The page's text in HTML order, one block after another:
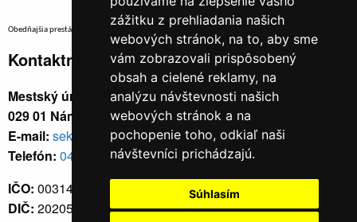
zážitku z prehliadania našich
webových stránok, na to, aby sme
vám zobrazovali prispôsobený
obsah a cielené reklamy, na
analýzu návštevnosti našich
webových stránok a na
pochopenie toho, odkiaľ naši
návštevníci prichádzajú.
Súhlasím
Obedňajšia prestávka v trvaní 30 minút v čase medzi 10:30 - 11:30 hod.
Kontaktné údaje
Mestský úrad, Cyrila a Metoda 329/6,
029 01 Námestovo
E-mail: sekretariat@namestovo.sk
Telefón: 043 5504711
IČO: 00314676
DIČ: 2020571707